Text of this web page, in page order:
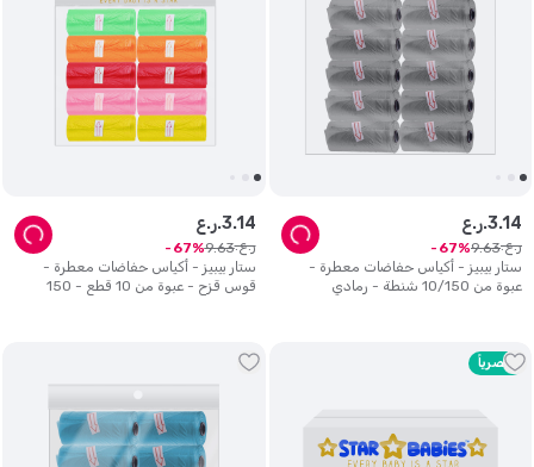
ستار بيبيز - أكياس حفاضات معطرة -
عبوة من 10/150 شنطة - رمادي
ر.ع.3.14
ر.ع. 9.63
67
ستار بيبيز - أكياس حفاضات معطرة -
قوس قزح - عبوة من 10 قطع - 150
ر.ع.3.14
ر.ع. 9.63
67
حصرياً